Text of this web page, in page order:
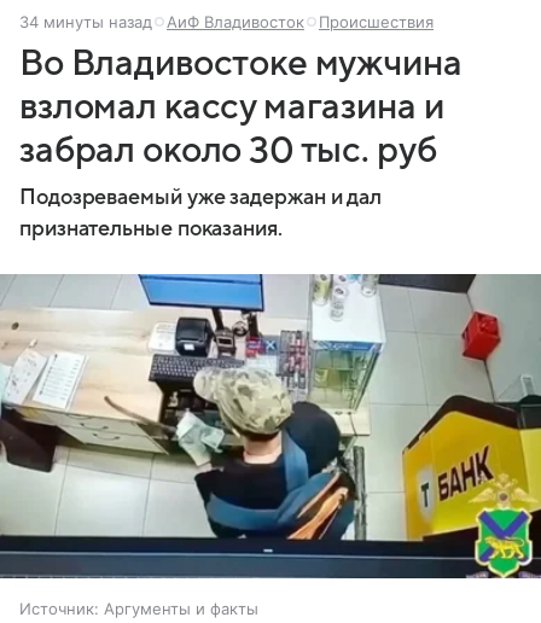
34 минуты назад АиФ Владивосток Происшествия
Во Владивостоке мужчина
взломал кассу магазина и
забрал около 30 тыс. руб
Подозреваемый уже задержан и дал
признательные показания.
Источник: Аргументы и факты